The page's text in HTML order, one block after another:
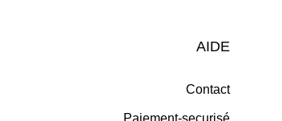
AIDE
Contact